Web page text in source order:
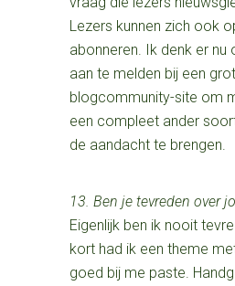
Lezers kunnen zich ook
abonneren. Ik denk er nu
aan te melden bij een
blogcommunity-site om
een compleet ander
de aandacht te brengen.
13. Ben je tevreden over
Eigenlijk ben ik nooit
kort had ik een theme
goed bij me paste.